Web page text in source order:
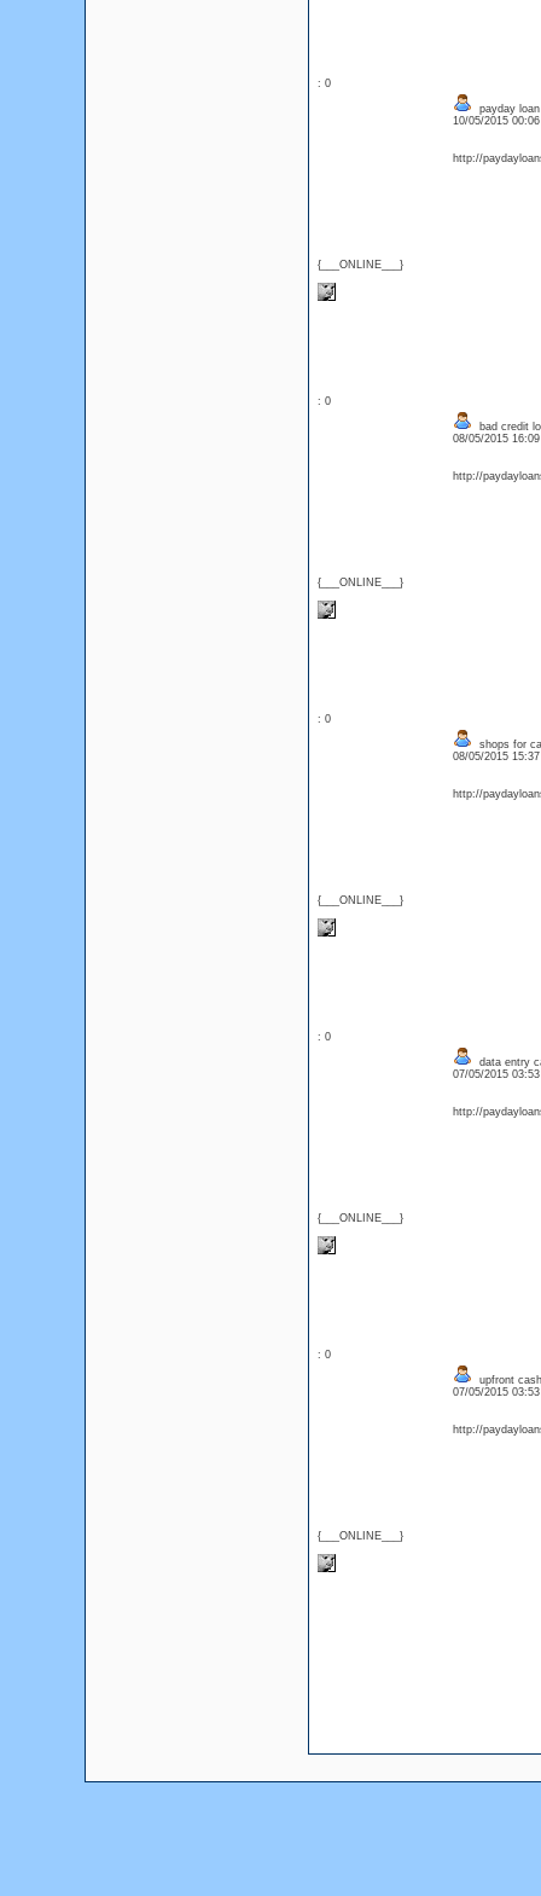
: 0
{___ONLINE___}
payday
10/05/2015
http://
: 0
{___ONLINE___}
bad credit
08/05/2015
http://
: 0
{___ONLINE___}
shops for
08/05/2015
http://
: 0
{___ONLINE___}
data entry
07/05/2015
http://
: 0
{___ONLINE___}
upfront
07/05/2015
http://